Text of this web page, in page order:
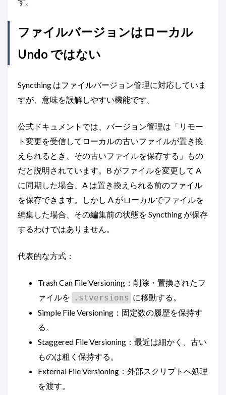
ファイルバージョンはローカル
Undo ではない
Syncthing はファイルバージョン管理に対応していま
すが、意味を誤解しやすい機能です。
公式ドキュメントでは、バージョン管理は「リモー
ト変更を受信してローカルの古いファイルが置き換
えられるとき、その古いファイルを保存する」もの
だと説明されています。B がファイルを変更して A
に同期した場合、A は置き換えられる前のファイル
を保存できます。しかし A がローカルでファイルを
編集した場合、その編集前の状態を Syncthing が保存
するわけではありません。
代表的な方式：
Trash Can File Versioning：削除・置換されたフ
ァイルを
.stversions に移動する。
Simple File Versioning：固定数の履歴を保持す
る。
Staggered File Versioning：最近は細かく、古い
ものは粗く保持する。
External File Versioning：外部スクリプトへ処理
を渡す。